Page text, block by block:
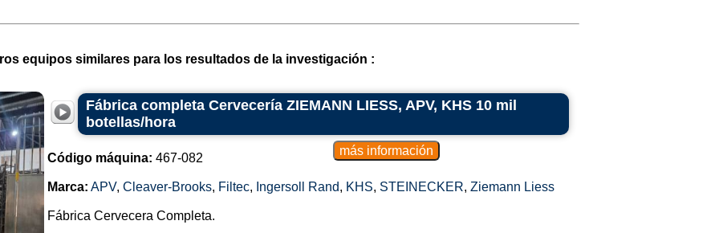
equipos similares para los resultados de la investigación :
Fábrica completa Cervecería ZIEMANN LIESS, APV, KHS 10 mil
botellas/hora
Código máquina: 467-082
Marca: APV, Cleaver-Brooks, Filtec, Ingersoll Rand, KHS, STEINECKER, Ziemann Liess
Fábrica Cervecera Completa.